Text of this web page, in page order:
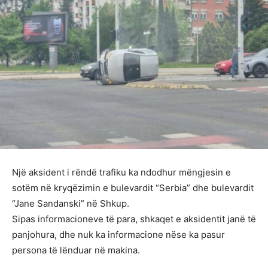
Një aksident i rëndë trafiku ka ndodhur mëngjesin e
sotëm në kryqëzimin e bulevardit “Serbia” dhe bulevardit
“Jane Sandanski” në Shkup.
Sipas informacioneve të para, shkaqet e aksidentit janë të
panjohura, dhe nuk ka informacione nëse ka pasur
persona të lënduar në makina.